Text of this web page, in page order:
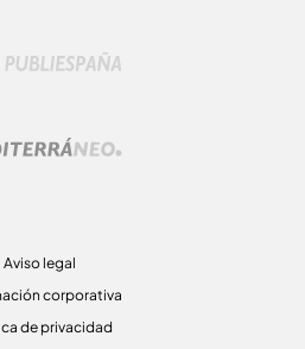
Aviso legal
corporativa
de privacidad